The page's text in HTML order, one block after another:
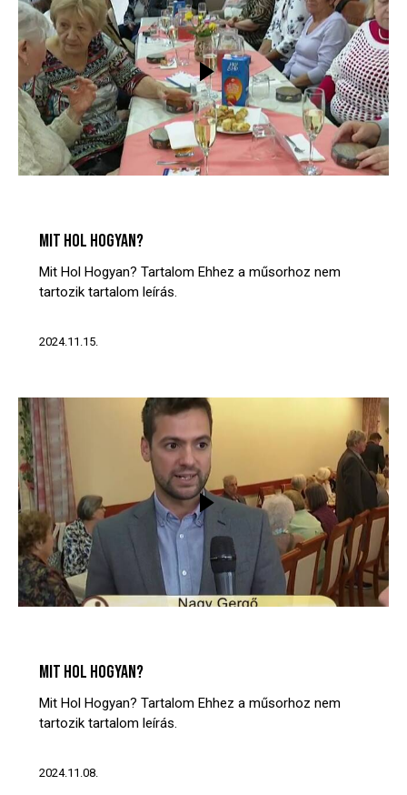
MIT HOL HOGYAN?
Mit Hol Hogyan? Tartalom Ehhez a műsorhoz nem
tartozik tartalom leírás.
2024.11.15.
MIT HOL HOGYAN?
Mit Hol Hogyan? Tartalom Ehhez a műsorhoz nem
tartozik tartalom leírás.
2024.11.08.